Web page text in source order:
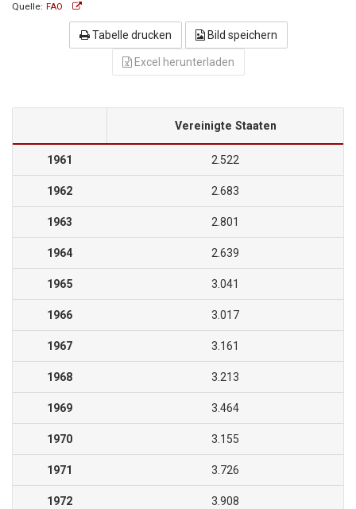
Quelle: FAO
Tabelle drucken Bild speichern
Excel herunterladen
Vereinigte Staaten
1961 2.522
1962 2.683
1963 2.801
1964 2.639
1965 3.041
1966 3.017
1967 3.161
1968 3.213
1969 3.464
1970 3.155
1971 3.726
1972 3.908